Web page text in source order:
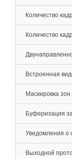
Количество
Количество
Встроенная
Маскировка зон
Буферизация
Уведомления о
Выходной